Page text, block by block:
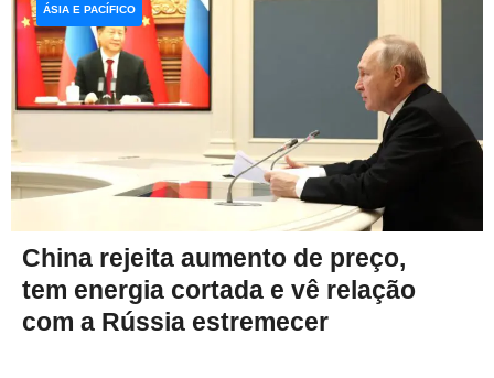
China rejeita aumento de preço,
tem energia cortada e vê relação
com a Rússia estremecer
ÁSIA E PACÍFICO